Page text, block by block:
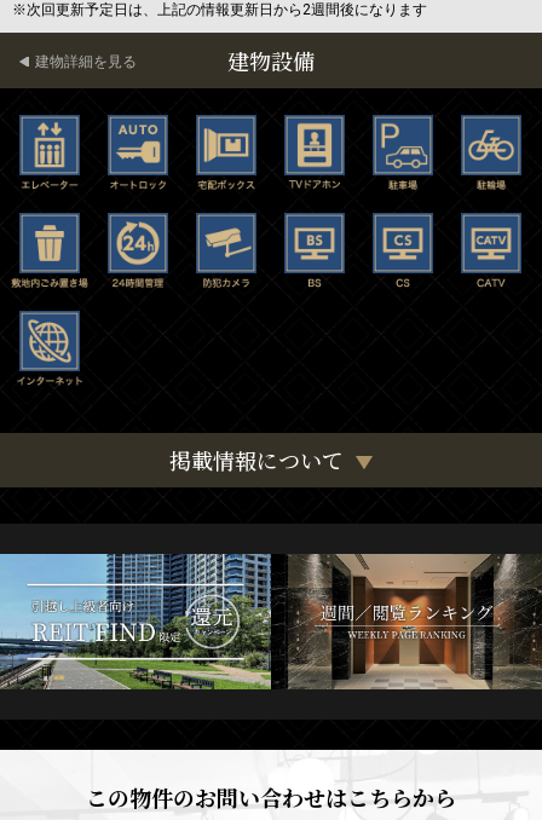
※次回更新予定日は、上記の情報更新日から2週間後になります
建物設備
建物詳細を見る
掲載情報について
この物件のお問い合わせはこちらから